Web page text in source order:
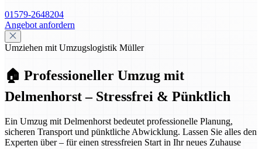
01579-2648204
Angebot anfordern
Umziehen mit Umzugslogistik Müller
🏠 Professioneller Umzug mit
Delmenhorst – Stressfrei & Pünktlich
Ein Umzug mit Delmenhorst bedeutet professionelle Planung,
sicheren Transport und pünktliche Abwicklung. Lassen Sie alles den
Experten über – für einen stressfreien Start in Ihr neues Zuhause